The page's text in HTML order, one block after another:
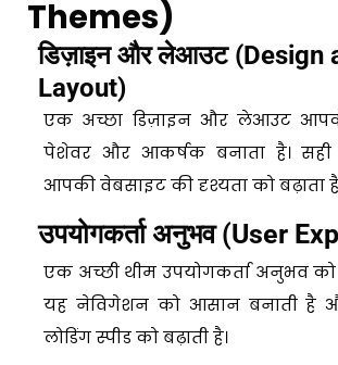
Themes)
डिज़ाइन और लेआउट (Design
Layout)
एक अच्छा डिज़ाइन और लेआउट
पेशेवर और आकर्षक बनाता है।
आपकी वेबसाइट की दृश्यता को बढ़ाता
उपयोगकर्ता अनुभव (User
एक अच्छी थीम उपयोगकर्ता अनुभव को
यह नेविगेशन को आसान बनाती है
लोडिंग स्पीड को बढ़ाती है।